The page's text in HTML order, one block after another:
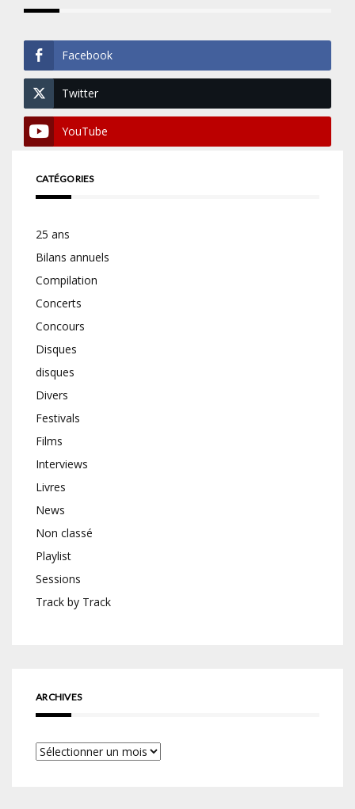
Facebook
Twitter
YouTube
CATÉGORIES
25 ans
Bilans annuels
Compilation
Concerts
Concours
Disques
disques
Divers
Festivals
Films
Interviews
Livres
News
Non classé
Playlist
Sessions
Track by Track
ARCHIVES
Archives